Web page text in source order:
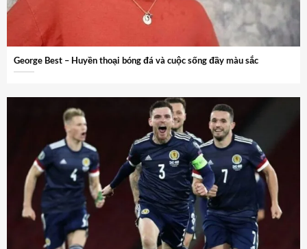
George Best – Huyền thoại bóng đá và cuộc sống đầy màu sắc